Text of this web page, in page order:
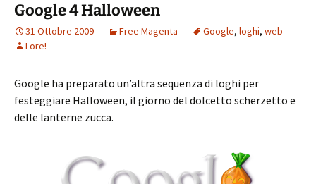
Google 4 Halloween
31 Ottobre 2009 Free Magenta Google, loghi, web
Lore!
Google ha preparato un’altra sequenza di loghi per
festeggiare Halloween, il giorno del dolcetto scherzetto e
delle lanterne zucca.